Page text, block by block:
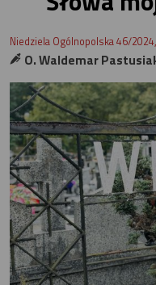
Niedziela Ogólnopolska 46/
O. Waldemar